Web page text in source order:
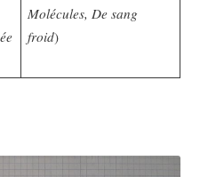
Molécules, De sang
froid)